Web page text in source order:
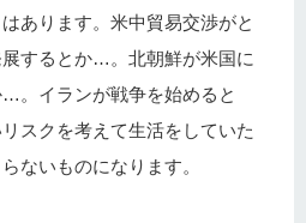
あります。米中貿易交渉がと
するとか…。北朝鮮が米国に
。イランが戦争を始めると
スクを考えて生活をしていた
ないものになります。